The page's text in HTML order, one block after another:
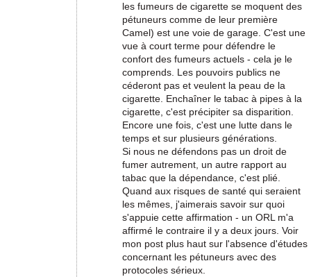
les fumeurs de cigarette se moquent des
pétuneurs comme de leur première
Camel) est une voie de garage. C'est une
vue à court terme pour défendre le
confort des fumeurs actuels - cela je le
comprends. Les pouvoirs publics ne
céderont pas et veulent la peau de la
cigarette. Enchaîner le tabac à pipes à la
cigarette, c'est précipiter sa disparition.
Encore une fois, c'est une lutte dans le
temps et sur plusieurs générations.
Si nous ne défendons pas un droit de
fumer autrement, un autre rapport au
tabac que la dépendance, c'est plié.
Quand aux risques de santé qui seraient
les mêmes, j'aimerais savoir sur quoi
s'appuie cette affirmation - un ORL m'a
affirmé le contraire il y a deux jours. Voir
mon post plus haut sur l'absence d'études
concernant les pétuneurs avec des
protocoles sérieux.